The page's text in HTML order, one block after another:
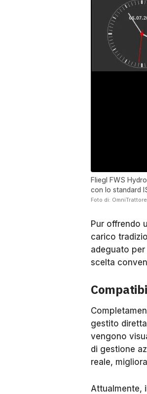
Fliegl FWS
con lo standard
Foto di:
Pur offrendo
carico
adeguato
scelta
gestito
vengono
di gestione
reale,
Attualmente,